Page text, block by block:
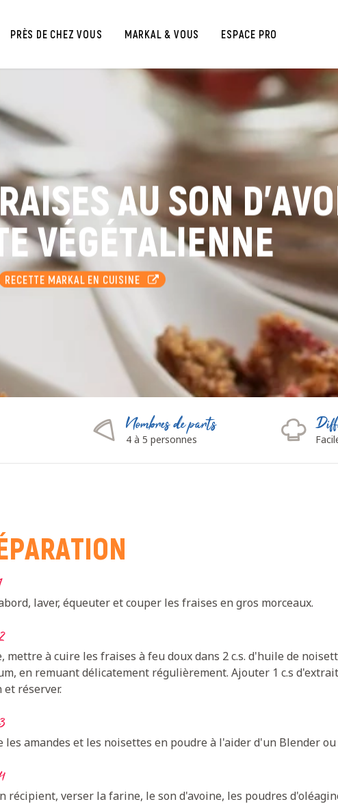
PRÈS DE CHEZ VOUS MARKAL & VOUS ESPACE PRO
AU SON
VÉGÉTALIENNE
RECETTE MARKAL EN CUISINE
Nombres de parts
4 à 5 personnes
laver, équeuter et couper les fraises en gros morceaux.
mettre à cuire les fraises à feu doux dans 2 c.s. d'huile de
en remuant délicatement régulièrement. Ajouter 1 c.s
et réserver.
les amandes et les noisettes en poudre à l'aider d'un Blender
récipient, verser la farine, le son d'avoine, les poudres